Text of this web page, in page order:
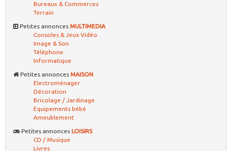
Bureaux & Commerces
Terrain
Petites annonces MULTIMEDIA
Consoles & Jeux Vidéo
Image & Son
Téléphone
Informatique
Petites annonces MAISON
Electroménager
Décoration
Bricolage / Jardinage
Equipements bébé
Ameublement
Petites annonces LOISIRS
CD / Musique
Livres